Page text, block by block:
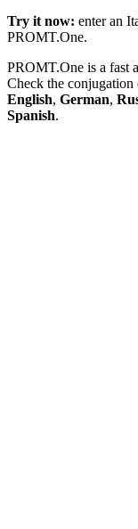
Try it now: enter an
PROMT.One.
PROMT.One is a fast
Check the conjugation
English, German,
Spanish.